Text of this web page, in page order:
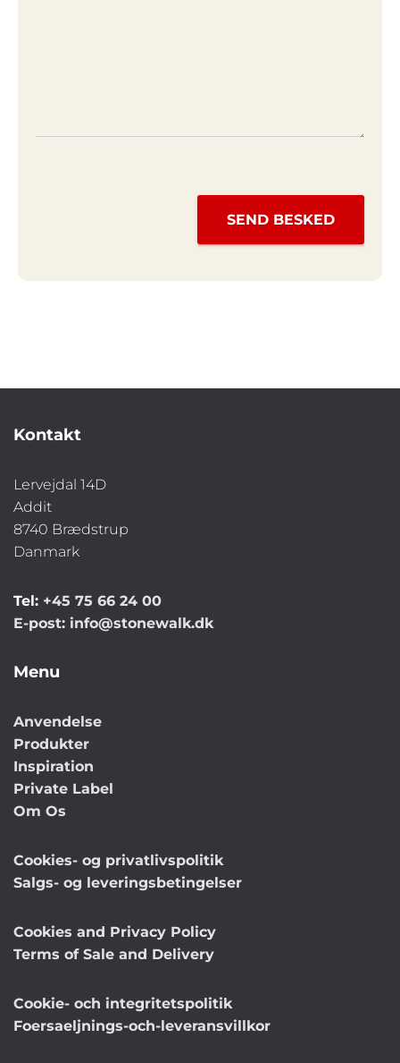
SEND BESKED
Kontakt
Lervejdal 14D
Addit
8740 Brædstrup
Danmark
Tel: +45 75 66 24 00
E-post: info@stonewalk.dk
Menu
Anvendelse
Produkter
Inspiration
Private Label
Om Os
Cookies- og privatlivspolitik
Salgs- og leveringsbetingelser
Cookies and Privacy Policy
Terms of Sale and Delivery
Cookie- och integritetspolitik
Foersaeljnings-och-leveransvillkor